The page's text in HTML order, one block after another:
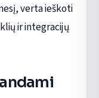
verta ieškoti
ir integracijų